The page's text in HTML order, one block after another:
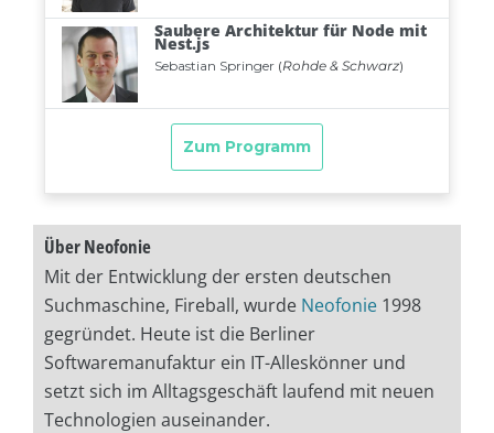
Über Neofonie
Mit der Entwicklung der ersten deutschen
Suchmaschine, Fireball, wurde Neofonie 1998
gegründet. Heute ist die Berliner
Softwaremanufaktur ein IT-Alleskönner und
setzt sich im Alltagsgeschäft laufend mit neuen
Technologien auseinander.